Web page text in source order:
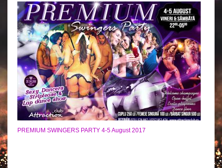
PREMIUM SWINGERS PARTY 4-5 August 2017